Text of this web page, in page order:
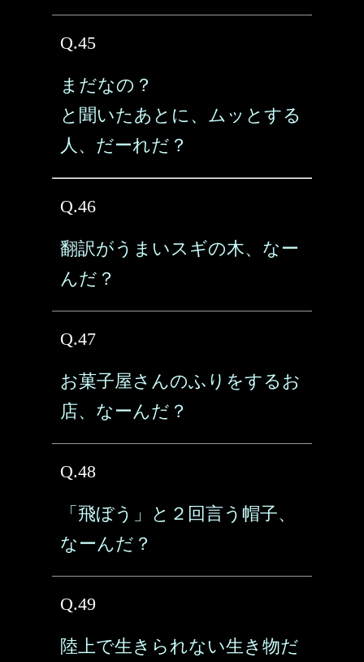
Q.45
まだなの？
と聞いたあとに、ムッとする
人、だーれだ？
Q.46
翻訳がうまいスギの木、なー
んだ？
Q.47
お菓子屋さんのふりをするお
店、なーんだ？
Q.48
「飛ぼう」と２回言う帽子、
なーんだ？
Q.49
陸上で生きられない生き物だ